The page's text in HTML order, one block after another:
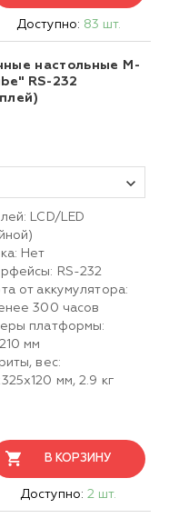
Доступно: 83 шт.
настольные M-
RS-232
LCD/LED
Нет
RS-232
от аккумулятора:
300 часов
платформы:
мм
вес:
мм, 2.9 кг
В КОРЗИНУ
Доступно: 2 шт.